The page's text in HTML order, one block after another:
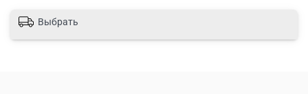
Выбрать